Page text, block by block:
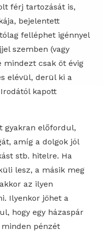
férj tartozását is,
bejelentett
felléphet igénnyel
szemben (vagy
mindezt csak öt évig
elévül, derül ki a
kapott
gyakran előfordul,
amíg a dolgok jól
stb. hitelre. Ha
lesz, a másik meg
az ilyen
Ilyenkor jöhet a
hogy egy házaspár
pénzét